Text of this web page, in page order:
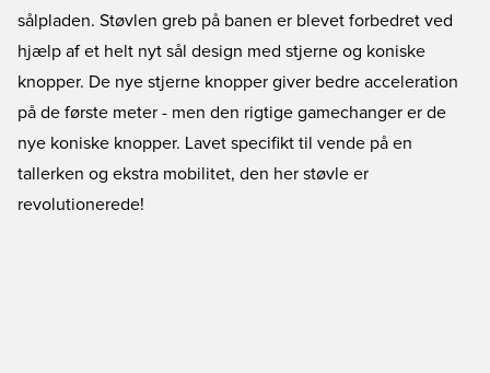
sålpladen. Støvlen greb på banen er blevet forbedret ved
hjælp af et helt nyt sål design med stjerne og koniske
knopper. De nye stjerne knopper giver bedre acceleration
på de første meter - men den rigtige gamechanger er de
nye koniske knopper. Lavet specifikt til vende på en
tallerken og ekstra mobilitet, den her støvle er
revolutionerede!